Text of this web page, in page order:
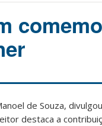
de Souza,
destaca a